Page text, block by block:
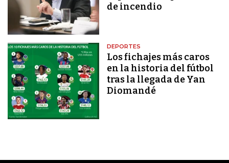
de incendio
DEPORTES
Los fichajes más caros
en la historia del fútbol
tras la llegada de Yan
Diomandé